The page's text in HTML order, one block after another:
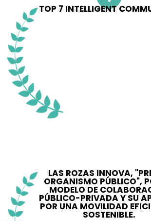
TOP 7 INTELLIGENT
LAS ROZAS INNOVA,
ORGANISMO PÚBLICO",
MODELO DE
PÚBLICO-PRIVADA Y SU
POR UNA MOVILIDAD
SOSTENIBLE.